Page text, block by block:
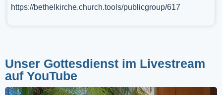
https://bethelkirche.church.tools/publicgroup/617
Unser Gottesdienst im Livestream
auf YouTube